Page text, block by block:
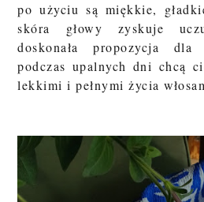
po użyciu są miękkie,
skóra głowy zyskuje
doskonała propozycja
podczas upalnych dni chcą
lekkimi i pełnymi życia